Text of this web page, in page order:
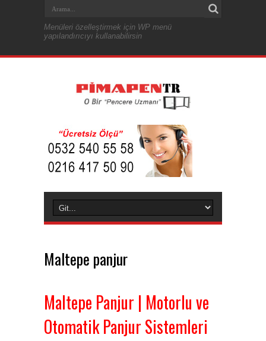
Menüleri özelleştirmek için WP menü
yapılandırıcıyı kullanabilirsin
Maltepe panjur
Maltepe Panjur | Motorlu ve
Otomatik Panjur Sistemleri